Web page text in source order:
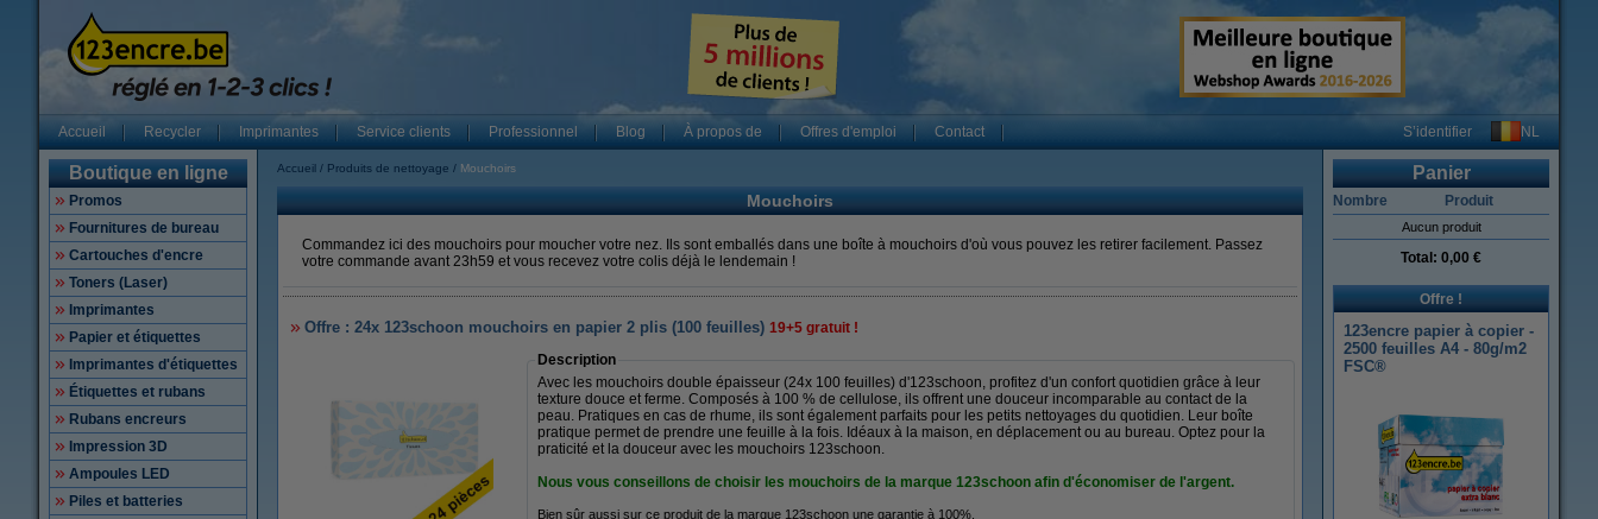
Accueil Recycler Imprimantes Service clients Professionnel Blog À propos de Offres d'emploi Contact S’identifier NL
Boutique en ligne
Promos
Fournitures de bureau
Cartouches d'encre
Toners (Laser)
Imprimantes
Papier et étiquettes
Imprimantes d'étiquettes
Étiquettes et rubans
Rubans encreurs
Impression 3D
Ampoules LED
Piles et batteries
Accueil Produits de nettoyage Mouchoirs
Mouchoirs
Commandez ici des mouchoirs pour moucher votre nez. Ils sont emballés dans une boîte à mouchoirs d'où vous pouvez les retirer facilement. Passez
votre commande avant 23h59 et vous recevez votre colis déjà le lendemain !
Offre : 24x 123schoon mouchoirs en papier 2 plis (100 feuilles) 19+5 gratuit !
Description
Avec les mouchoirs double épaisseur (24x 100 feuilles) d'123schoon, profitez d'un confort quotidien grâce à leur
texture douce et ferme. Composés à 100 % de cellulose, ils offrent une douceur incomparable au contact de la
peau. Pratiques en cas de rhume, ils sont également parfaits pour les petits nettoyages du quotidien. Leur boîte
pratique permet de prendre une feuille à la fois. Idéaux à la maison, en déplacement ou au bureau. Optez pour la
praticité et la douceur avec les mouchoirs 123schoon.
Nous vous conseillons de choisir les mouchoirs de la marque 123schoon afin d'économiser de l'argent.
Bien sûr aussi sur ce produit de la marque 123schoon une garantie à 100%.
Panier
Nombre Produit
Aucun produit
Total: 0,00 €
Offre !
123encre papier à copier -
2500 feuilles A4 - 80g/m2
FSC®